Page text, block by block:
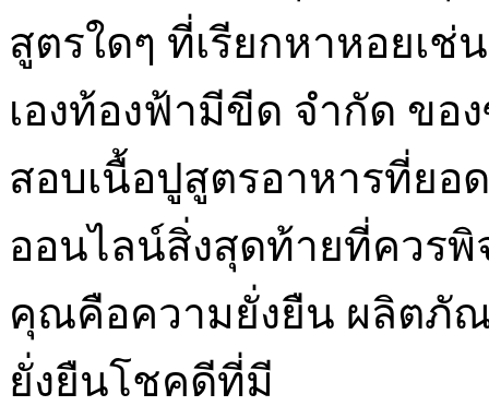
สูตรใดๆ ที่เรียกหาหอยเ
เองท้องฟ้ามีขีด จำกัด ขอ
สอบเนื้อปูสูตรอาหารที่ย
ออนไลน์สิ่งสุดท้ายที่ควร
คุณคือความยั่งยืน ผลิตภั
ยั่งยืนโชคดีที่มี